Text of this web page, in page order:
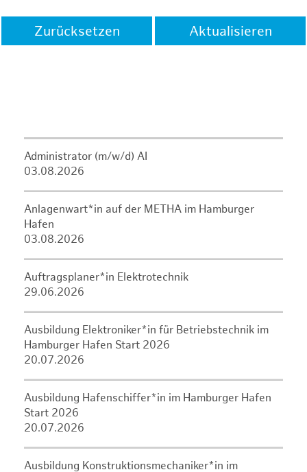
Zurücksetzen Aktualisieren
Administrator (m/w/d) AI
03.08.2026
Anlagenwart*in auf der METHA im Hamburger
Hafen
03.08.2026
Auftragsplaner*in Elektrotechnik
29.06.2026
Ausbildung Elektroniker*in für Betriebstechnik im
Hamburger Hafen Start 2026
20.07.2026
Ausbildung Hafenschiffer*in im Hamburger Hafen
Start 2026
20.07.2026
Ausbildung Konstruktionsmechaniker*in im